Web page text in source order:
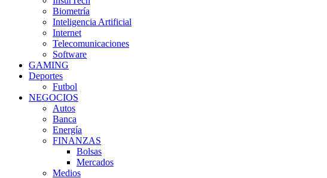
Biometría
Inteligencia Artificial
Internet
Telecomunicaciones
Software
GAMING
Deportes
Futbol
NEGOCIOS
Autos
Banca
Energía
FINANZAS
Bolsas
Mercados
Medios